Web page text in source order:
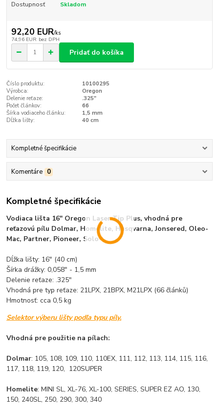
Dostupnosť Skladom
92,20 EUR/ks
74,96 EUR bez DPH
Pridať do košíka
Číslo produktu:
10100295
Výrobca:
Oregon
Delenie reťaze:
.325"
Počet článkov:
66
Šírka vodiaceho článku:
1,5 mm
Dĺžka lišty:
40 cm
Kompletné špecifikácie
Komentáre 0
Kompletné špecifikácie
Vodiaca lišta 16" Oregon Laser Tip Plus, vhodná pre
reťazovú pílu Dolmar, Homelite, Husqvarna, Jonsered, Oleo-
Mac, Partner, Pioneer, Solo
Dĺžka lišty: 16" (40 cm)
Šírka drážky: 0,058" - 1,5 mm
Delenie reťaze: .325"
Vhodná pre typ reťaze: 21LPX, 21BPX, M21LPX (66 článků)
Hmotnosť: cca 0,5 kg
Selektor výberu lišty podľa typu píly.
Vhodná pre použitie na pílach:
Dolmar: 105, 108, 109, 110, 110EX, 111, 112, 113, 114, 115, 116,
117, 118, 119, 120, 120SUPER
Homelite: MINI SL, XL-76, XL-100, SERIES, SUPER EZ AO, 130,
150, 240SL, 250, 290, 300, 340